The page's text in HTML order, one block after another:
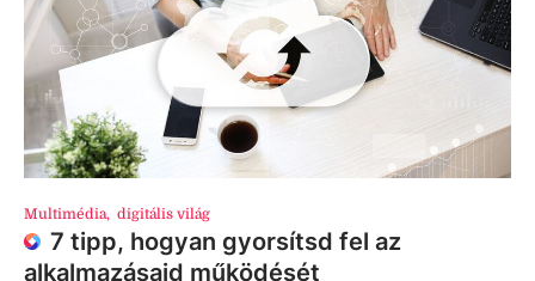
Multimédia, digitális világ
7 tipp, hogyan gyorsítsd fel az
alkalmazásaid működését